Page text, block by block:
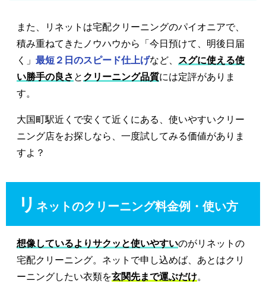
また、リネットは宅配クリーニングのパイオニアで、
積み重ねてきたノウハウから「今日預けて、明後日届
く」 最短２日のスピード仕上げなど、
スグに使える使
い勝手の良さ と クリーニング品質には定評がありま
す。
大国町駅近くで安くて近くにある、使いやすいクリー
ニング店をお探しなら、一度試してみる価値がありま
すよ？
リ ネットのクリーニング料金例・使い方
想像しているよりサクッと使いやすいのがリネットの
宅配クリーニング。ネットで申し込めば、あとはクリ
ーニングしたい衣類を玄関先まで運ぶだけ。